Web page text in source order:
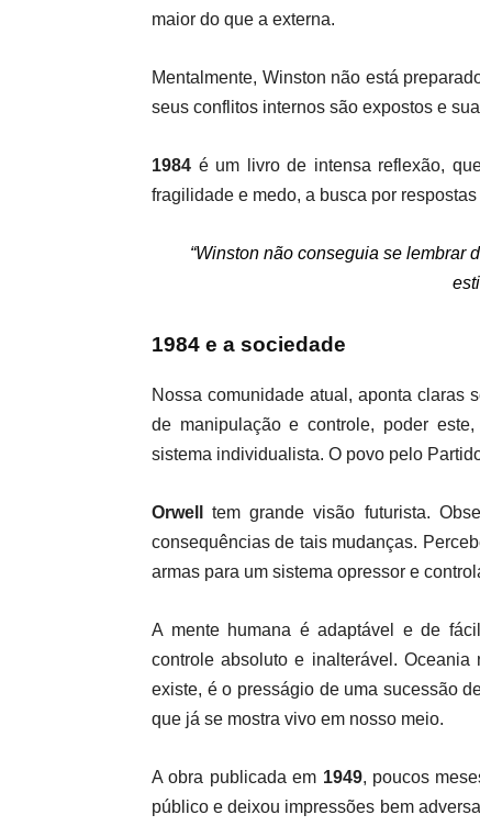
maior do que a externa.
Mentalmente, Winston não está
seus conflitos internos são expostos e
1984 é um livro de intensa reflexão,
fragilidade e medo, a busca por
“Winston não conseguia se lembrar
1984 e a sociedade
Nossa comunidade atual, aponta claras
de manipulação e controle, poder
sistema individualista. O povo pelo
Orwell
tem grande visão futurista.
consequências de tais mudanças.
armas para um sistema opressor e
A mente humana é adaptável e de
controle absoluto e inalterável. Oceania
existe, é o presságio de uma sucessão
que já se mostra vivo em nosso meio.
A obra publicada em 1949, poucos
público e deixou impressões bem